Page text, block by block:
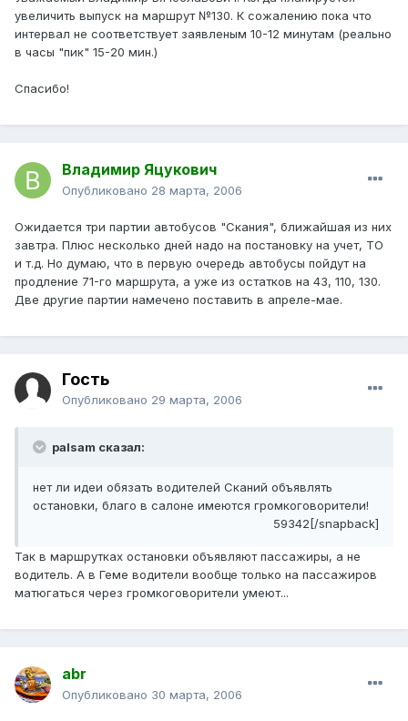
увеличить выпуск на маршрут №130. К сожалению пока что
интервал не соответствует заявленым 10-12 минутам (реально
в часы "пик" 15-20 мин.)
Спасибо!
Владимир Яцукович
Опубликовано 28 марта, 2006
Ожидается три партии автобусов "Скания", ближайшая из них
завтра. Плюс несколько дней надо на постановку на учет, ТО
и т.д. Но думаю, что в первую очередь автобусы пойдут на
продление 71-го маршрута, а уже из остатков на 43, 110, 130.
Две другие партии намечено поставить в апреле-мае.
Гость
Опубликовано 29 марта, 2006
palsam сказал:
нет ли идеи обязать водителей Сканий объявлять
остановки, благо в салоне имеются громкоговорители!
59342[/snapback]
Так в маршрутках остановки объявляют пассажиры, а не
водитель. А в Геме водители вообще только на пассажиров
матюгаться через громкоговорители умеют...
abr
Опубликовано 30 марта, 2006